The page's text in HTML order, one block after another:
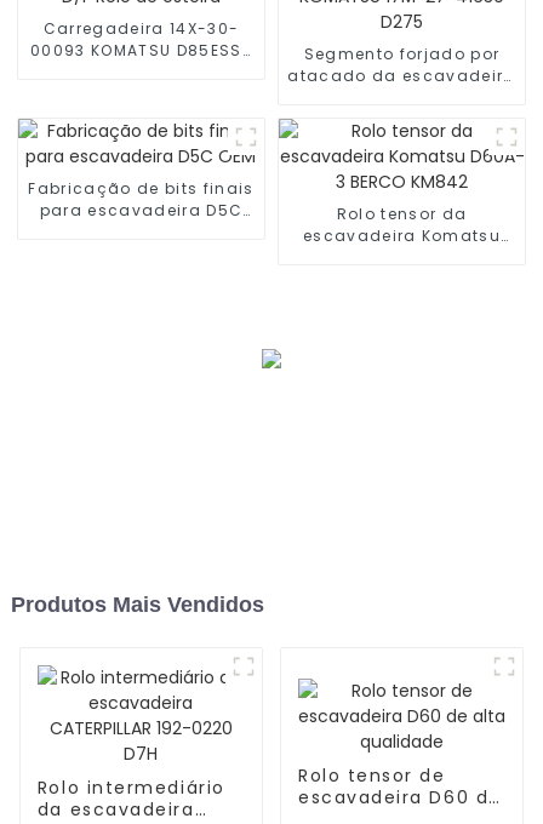
Carregadeira 14X-30-
00093 KOMATSU D85ESS-
Segmento forjado por
atacado da escavadeira
Fabricação de bits finais
para escavadeira D5C
Rolo tensor da
escavadeira Komatsu
Produtos Mais Vendidos
Rolo intermediário
da escavadeira
Rolo tensor de
escavadeira D60 de